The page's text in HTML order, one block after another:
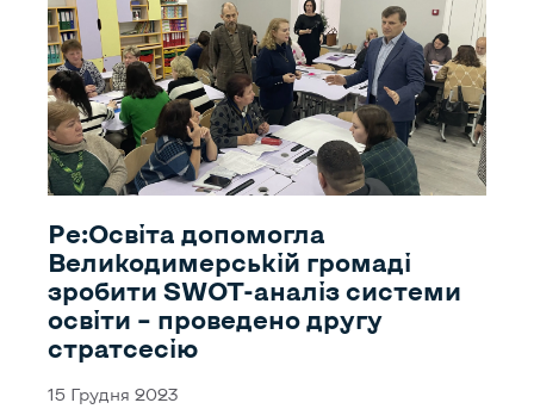
Ре:Освіта допомогла
Великодимерській громаді
зробити SWOT-аналіз системи
освіти – проведено другу
стратсесію
15 Грудня 2023